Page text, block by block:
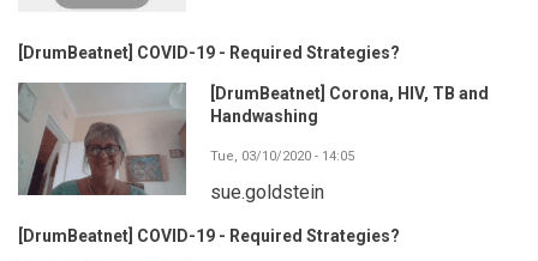
[DrumBeatnet] COVID-19 - Required Strategies?
[DrumBeatnet] Corona, HIV, TB and
Handwashing
Tue, 03/10/2020 - 14:05
sue.goldstein
[DrumBeatnet] COVID-19 - Required Strategies?